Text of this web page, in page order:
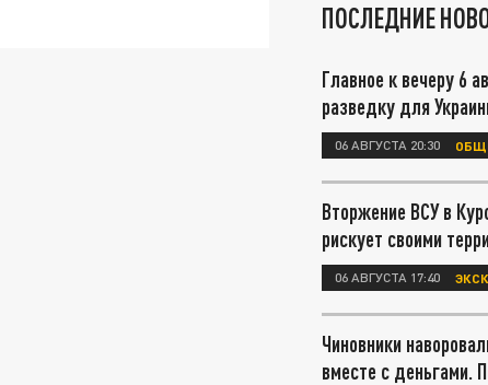
ПОСЛЕДНИЕ
Главное к вечеру 6
разведку для
06 АВГУСТА 20:30
Вторжение ВСУ в
рискует своими
06 АВГУСТА 17:40
Чиновники
вместе с деньгами.